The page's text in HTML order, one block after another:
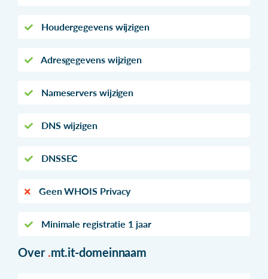
Houdergegevens wijzigen
Adresgegevens wijzigen
Nameservers wijzigen
DNS wijzigen
DNSSEC
Geen WHOIS Privacy
Minimale registratie 1 jaar
Over .mt.it-domeinnaam